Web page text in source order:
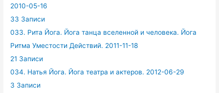
2010-05-16
33 Записи
033. Рита Йога. Йога танца вселенной и человека. Йога
Ритма Уместости Действий. 2011-11-18
21 Записи
034. Натья Йога. Йога театра и актеров. 2012-06-29
3 Записи